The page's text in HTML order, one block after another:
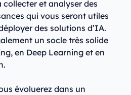
collecter et analyser des
qui vous seront utiles
des solutions d’IA.
un socle très solide
en Deep Learning et en
évoluerez dans un